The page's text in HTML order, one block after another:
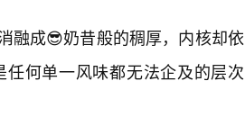
融成😎奶昔般的稠厚，内核却依
何单一风味都无法企及的层次